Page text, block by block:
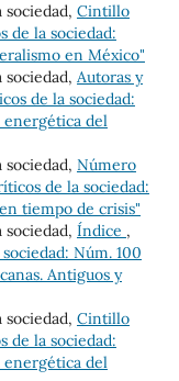
Cintillo
de la sociedad:
en México"
Autoras y
de la sociedad:
energética del
Número
de la sociedad:
tiempo de crisis"
Índice ,
Núm. 100
Antiguos y
Cintillo
de la sociedad:
energética del